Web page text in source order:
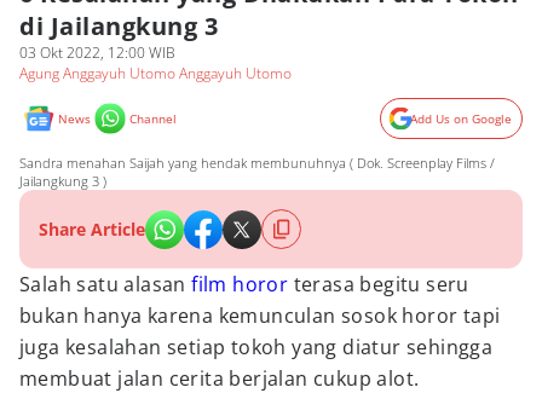
di Jailangkung 3
03 Okt 2022, 12:00 WIB
Agung Anggayuh Utomo Anggayuh Utomo
News Channel Add Us on Google
Sandra menahan Saijah yang hendak membunuhnya ( Dok. Screenplay Films /
Jailangkung 3 )
Share Article
Salah satu alasanfilm horor terasa begitu seru
bukan hanya karena kemunculan sosok horor tapi
juga kesalahan setiap tokoh yang diatur sehingga
membuat jalan cerita berjalan cukup alot.